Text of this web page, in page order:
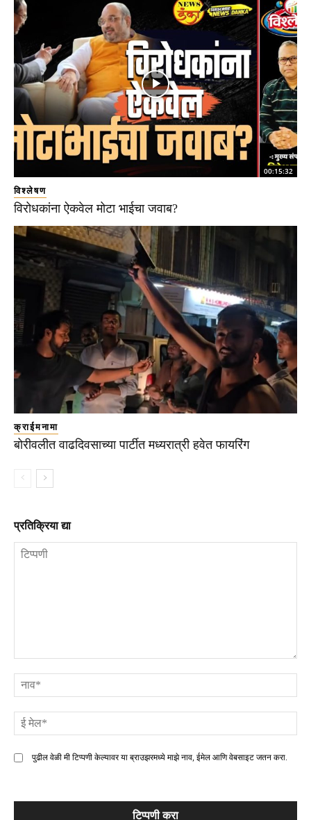
00:15:32
विश्लेषण
विरोधकांना ऐकवेल मोटा भाईचा जवाब?
क्राईमनामा
बोरीवलीत वाढदिवसाच्या पार्टीत मध्यरात्री हवेत फायरिंग
प्रतिक्रिया द्या
पुढील वेळी मी टिप्पणी केल्यावर या ब्राउझरमध्ये माझे नाव, ईमेल आणि वेबसाइट जतन करा.